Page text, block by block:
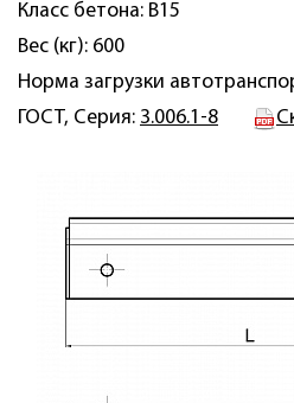
Класс бетона: B15
Вес (кг): 600
Норма загрузки
ГОСТ, Серия: 3.006.1-8